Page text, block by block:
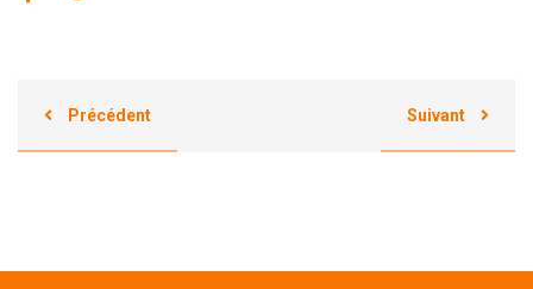
Précédent Suivant